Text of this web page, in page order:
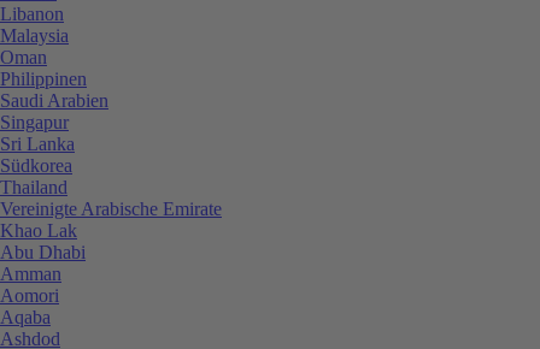
Libanon
Malaysia
Oman
Philippinen
Saudi Arabien
Singapur
Sri Lanka
Südkorea
Thailand
Vereinigte Arabische Emirate
Khao Lak
Abu Dhabi
Amman
Aomori
Aqaba
Ashdod